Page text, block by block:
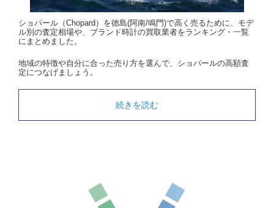
ショパール（Chopard）を徳島(阿南/鳴門)で高く売るために、モデ
ル別の査定相場や、ブランド時計の買取業者をランキング・一覧
にまとめました。
地域の特徴や自分に合った売り方を選んで、ショパールの高額査
定につなげましょう。
続きを読む